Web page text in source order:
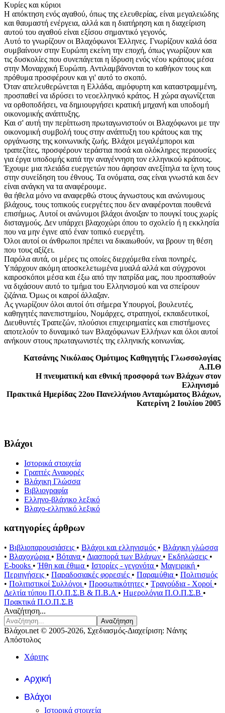
Κυρίες και κύριοι
Η απόκτηση ενός αγαθού, όπως της ελευθερίας, είναι μεγαλειώδης
και θαυμαστή ενέργεια, αλλά και η διατήρηση και η διαχείριση
αυτού του αγαθού είναι εξίσου σημαντικό γεγονός.
Αυτό το γνωρίζουν οι Βλαχόφωνοι Έλληνες. Γνωρίζουν καλά όσα
συμβαίνουν στην Ευρώπη εκείνη την εποχή, όπως γνωρίζουν και
τις δυσκολίες που συνεπάγεται η ίδρυση ενός νέου κράτους μέσα
στην Μοναρχική Ευρώπη. Αντιλαμβάνονται το καθήκον τους και
πρόθυμα προσφέρουν και γι' αυτό το σκοπό.
Όταν απελευθερώνεται η Ελλάδα, αιμόφυρτη και καταστραμμένη,
προσπαθεί να ιδρύσει το νεοελληνικό κράτος. Η χώρα αγωνίζεται
να ορθοποδήσει, να δημιουργήσει κρατική μηχανή και υποδομή
οικονομικής ανάπτυξης.
Και σ' αυτή την περίπτωση πρωταγωνιστούν οι Βλαχόφωνοι με την
οικονομική συμβολή τους στην ανάπτυξη του κράτους και της
οργάνωσης της κοινωνικής ζωής. Βλάχοι μεγαλέμποροι και
τραπεζίτες, προσφέρουν τεράστια ποσά και ολόκληρες περιουσίες
για έργα υποδομής κατά την αναγέννηση τον ελληνικού κράτους.
Έχουμε μια πλειάδα ευεργετών που άφησαν ανεξίτηλα τα ίχνη τους
στην συνείδηση του έθνους. Τα ονόματα, σας είναι γνωστά και δεν
είναι ανάγκη να τα αναφέρουμε.
θα ήθελα μόνο να αναφερθώ στους άγνωστους και ανώνυμους
βλάχους, τους τοπικούς ευεργέτες που δεν αναφέρονται πουθενά
επισήμως. Αυτοί οι ανώνυμοι βλάχοι άνοιξαν το πουγκί τους χωρίς
δισταγμούς. Δεν υπάρχει βλαχοχώρι όπου το σχολείο ή η εκκλησία
που να μην έγινε από έναν τοπικό ευεργέτη.
Όλοι αυτοί οι άνθρωποι πρέπει να δικαιωθούν, να βρουν τη θέση
που τους αξίζει.
Παρόλα αυτά, οι μέρες τις οποίες διερχόμεθα είναι πονηρές.
Υπάρχουν ακόμη αποσκελετωμένα μυαλά αλλά και σύγχρονοι
καιροσκόποι μέσα και έξω από την πατρίδα μας, που προσπαθούν
να διχάσουν αυτό το τμήμα του Ελληνισμού και να σπείρουν
ζιζάνια. Όμως οι καιροί άλλαξαν.
Ας γνωρίζουν όλοι αυτοί ότι σήμερα Υπουργοί, βουλευτές,
καθηγητές πανεπιστημίου, Νομάρχες, στρατηγοί, εκπαιδευτικοί,
Διευθυντές Τραπεζών, πλούσιοι επιχειρηματίες και επιστήμονες
αποτελούν το δυναμικό των Βλαχόφωνων Ελλήνων και όλοι αυτοί
ανήκουν στους πρωταγωνιστές της ελληνικής κοινωνίας.
Κατσάνης Νικόλαος Ομότιμος Καθηγητής Γλωσσολογίας
Α.Π.Θ
Η πνευματική και εθνική προσφορά των Βλάχων στον
Ελληνισμό
Πρακτικά Ημερίδας 22ου Πανελλήνιου Ανταμώματος Βλάχων,
Κατερίνη 2 Ιουλίου 2005
Βλάχοι
Ιστορικά στοιχεία
Γραπτές Αναφορές
Βλάχικη Γλώσσα
Βιβλιογραφία
Ελληνο-βλάχικο λεξικό
Βλαχο-ελληνικό λεξικό
κατηγορίες άρθρων
• Βιβλιοπαρουσιάσεις • Βλάχοι και ελληνισμός • Βλάχικη γλώσσα
• Βλαχοχώρια • Βότανα • Διασπορά των Βλάχων • Εκδηλώσεις •
E-books •Ήθη και έθιμα • Ιστορίες - γεγονότα • Μαγειρική •
Περιηγήσεις • Παραδοσιακές φορεσιές • Παραμύθια • Πολιτισμός
• Πολιτιστικοί Συλλόγοι • Προσωπικότητες • Τραγούδια - Χοροί •
Δελτία τύπου Π.Ο.Π.Σ.Β & Π.Β.Α • Ημερολόγια Π.Ο.Π.Σ.Β •
Πρακτικά Π.Ο.Π.Σ.Β
Αναζήτηση...
Αναζήτηση
Βλάχοι.net © 2005-2026, Σχεδιασμός-Διαχείριση: Νάνης
Απόστολος
Χάρτης
Αρχική
Βλάχοι
Ιστορικά στοιχεία